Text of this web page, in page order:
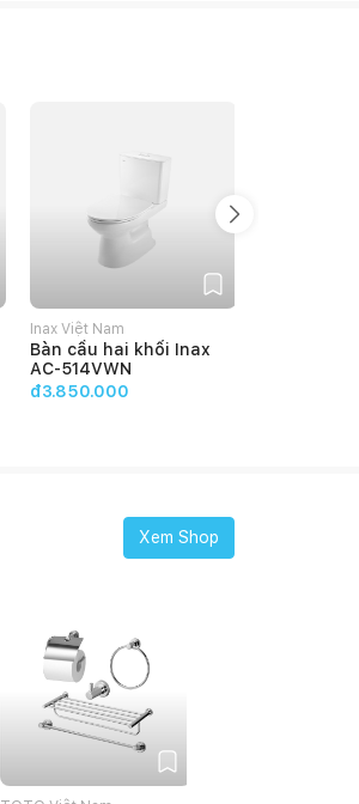
Inax Việt Nam
Bàn cầu hai khối Inax
AC-514VWN
đ3.850.000
Xem Shop